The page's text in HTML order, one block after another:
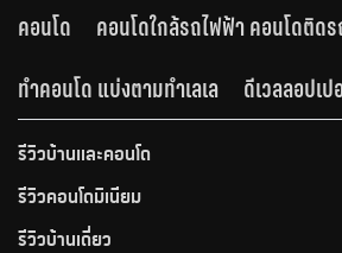
คอนโด
คอนโดใกล้รถไฟฟ้า คอนโดติด
ทำคอนโด แบ่งตามทำเลเล
ดีเวลลอปเป
รีวิวบ้านและคอนโด
รีวิวคอนโดมิเนียม
รีวิวบ้านเดี่ยว